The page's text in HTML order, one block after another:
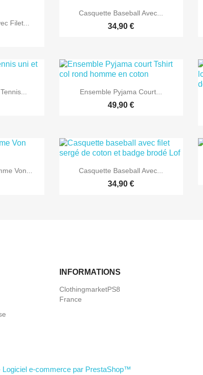
Filet...
 Aperçu rapide
Casquette Baseball Avec...
34,90 €
 Aperçu rapide
Ensemble Pyjama Court...
49,90 €
Von...  Aperçu rapide
Casquette Baseball Avec...
34,90 €
INFORMATIONS
ClothingmarketPS8
France
Logiciel e-commerce par PrestaShop™